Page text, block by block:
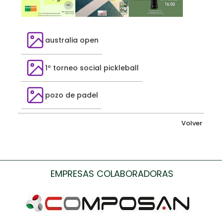
australia open
1º torneo social pickleball
pozo de padel
Volver
EMPRESAS COLABORADORAS